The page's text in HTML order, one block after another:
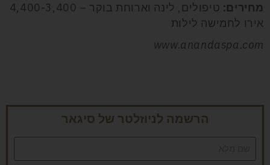
מחירים:
טיפולים, לינה וארוחת בוקר – 4,400-3,400
אירו לחמישה לילות
www.anandaspa.com
הרשמה לניוזלטר של סיגאר